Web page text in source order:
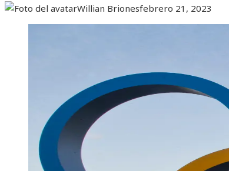
Willian Brionesfebrero 21, 2023